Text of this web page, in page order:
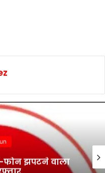
झपटने वाला